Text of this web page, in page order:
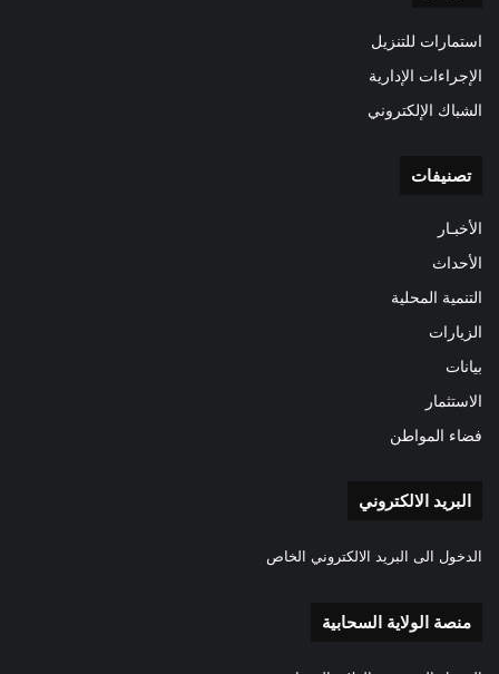
استمارات للتنزيل
الإجراءات الإدارية
الشباك الإلكتروني
تصنيفات
الأخبـار
الأحداث
التنمية المحلية
الزيارات
بيانات
الاستثمار
فضاء المواطن
البريد الالكتروني
الدخول الى البريد الالكتروني الخاص
منصة الولاية السحابية